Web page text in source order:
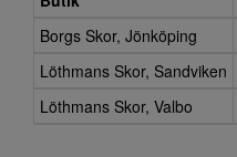
Borgs Skor, Jönköping
Löthmans Skor, Sandviken
Löthmans Skor, Valbo